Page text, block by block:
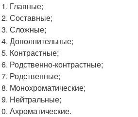
Главные;
Составные;
Сложные;
Дополнительные;
Контрастные;
Родственно-контрастные;
Родственные;
Монохроматические;
Нейтральные;
Ахроматические.